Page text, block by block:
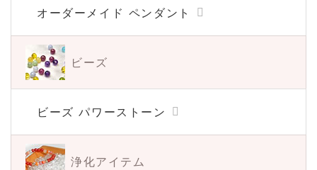
オーダーメイド ペンダント
ビーズ
ビーズ パワーストーン
浄化アイテム